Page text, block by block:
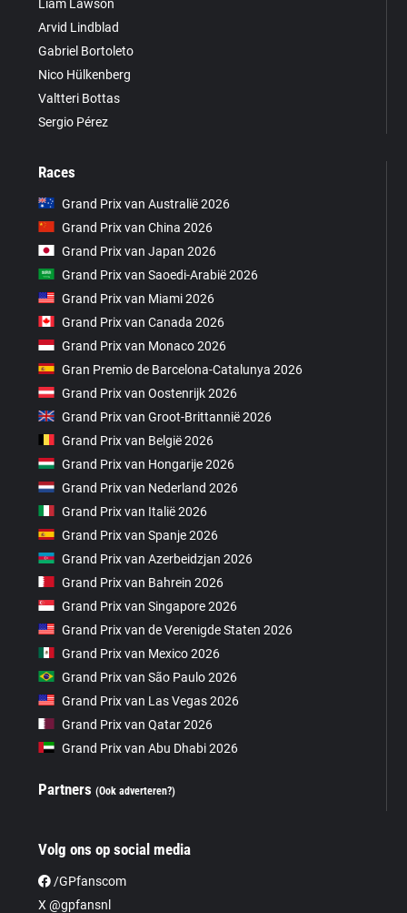
Liam Lawson
Arvid Lindblad
Gabriel Bortoleto
Nico Hülkenberg
Valtteri Bottas
Sergio Pérez
Races
Grand Prix van Australië 2026
Grand Prix van China 2026
Grand Prix van Japan 2026
Grand Prix van Saoedi-Arabië 2026
Grand Prix van Miami 2026
Grand Prix van Canada 2026
Grand Prix van Monaco 2026
Gran Premio de Barcelona-Catalunya 2026
Grand Prix van Oostenrijk 2026
Grand Prix van Groot-Brittannië 2026
Grand Prix van België 2026
Grand Prix van Hongarije 2026
Grand Prix van Nederland 2026
Grand Prix van Italië 2026
Grand Prix van Spanje 2026
Grand Prix van Azerbeidzjan 2026
Grand Prix van Bahrein 2026
Grand Prix van Singapore 2026
Grand Prix van de Verenigde Staten 2026
Grand Prix van Mexico 2026
Grand Prix van São Paulo 2026
Grand Prix van Las Vegas 2026
Grand Prix van Qatar 2026
Grand Prix van Abu Dhabi 2026
Partners(Ook adverteren?)
Volg ons op social media
/GPfanscom
X @gpfansnl